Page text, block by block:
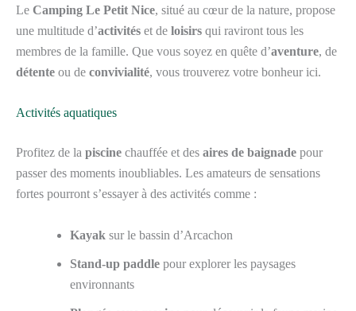
Le Camping Le Petit Nice, situé au cœur de la nature, propose
une multitude d’activités et de loisirs qui raviront tous les
membres de la famille. Que vous soyez en quête d’aventure, de
détente ou de convivialité, vous trouverez votre bonheur ici.
Activités aquatiques
Profitez de la piscine chauffée et des aires de baignade pour
passer des moments inoubliables. Les amateurs de sensations
fortes pourront s’essayer à des activités comme :
Kayak sur le bassin d’Arcachon
Stand-up paddle pour explorer les paysages
environnants